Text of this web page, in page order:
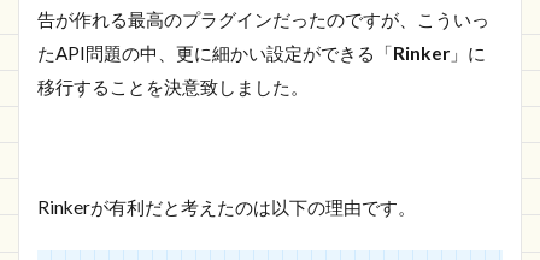
告が作れる最高のプラグインだったのですが、こういっ
たAPI問題の中、更に細かい設定ができる「Rinker 」に
移行することを決意致しました。
Rinkerが有利だと考えたのは以下の理由です。